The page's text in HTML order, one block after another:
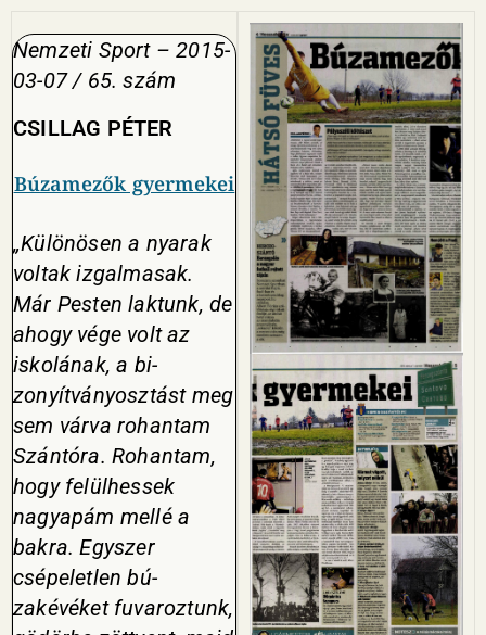
Nemzeti Sport – 2015-
03-07 / 65. szám
CSILLAG PÉTER
Búzamezők gyermekei
„Különösen a nyarak
voltak izgal­masak.
Már Pesten laktunk, de
ahogy vége volt az
iskolának, a bi­
zonyítványosztást meg
sem várva rohantam
Szántóra. Rohantam,
hogy felülhessek
nagyapám mellé a
bakra. Egyszer
csépeletlen bú­
zakévéket fuvaroztunk,